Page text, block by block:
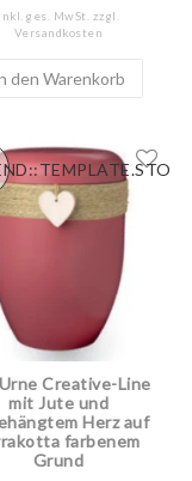
inkl. ges. MwSt. zzgl.
Versandkosten
den Warenkorb
Creative-Line
mit Jute und
Herz auf
farbenem
Grund